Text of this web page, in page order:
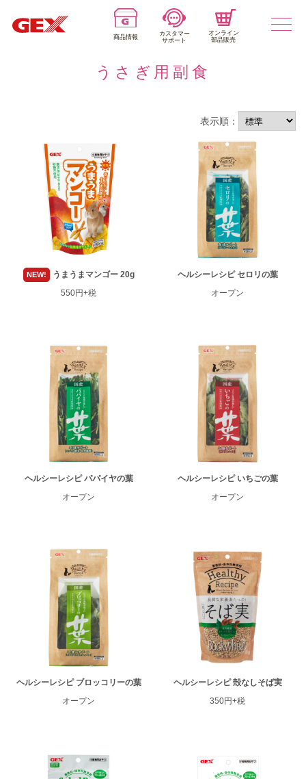
商品情報
カスタマー
サポート
オンライン
部品販売
うさぎ用副食
表示順：
NEW!
うまうまマンゴー 20g
550円+税
ヘルシーレシピ セロリの葉
オープン
ヘルシーレシピ パパイヤの葉
オープン
ヘルシーレシピ いちごの葉
オープン
ヘルシーレシピ ブロッコリーの葉
オープン
ヘルシーレシピ 殻なしそば実
350円+税